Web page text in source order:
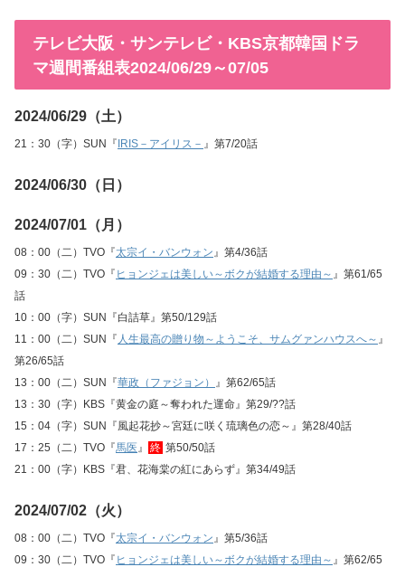
テレビ大阪・サンテレビ・KBS京都韓国ドラ
マ週間番組表2024/06/29～07/05
2024/06/29（土）
21：30（字）SUN『IRIS－アイリス－ 』第7/20話
2024/06/30（日）
2024/07/01（月）
08：00（二）TVO『太宗イ・バンウォン』第4/36話
09：30（二）TVO『 ヒョンジェは美しい～ボクが結婚する理由～ 』第61/65
話
10：00（字）SUN『白詰草』第50/129話
11：00（二）SUN『 人生最高の贈り物～ようこそ、サムグァンハウスへ～ 』
第26/65話
13：00（二）SUN『華政（ファジョン） 』第62/65話
13：30（字）KBS『黄金の庭～奪われた運命』第29/??話
15：04（字）SUN『風起花抄～宮廷に咲く琉璃色の恋～』第28/40話
17：25（二）TVO『馬医』 終 第50/50話
21：00（字）KBS『君、花海棠の紅にあらず』第34/49話
2024/07/02（火）
08：00（二）TVO『太宗イ・バンウォン』第5/36話
09：30（二）TVO『 ヒョンジェは美しい～ボクが結婚する理由～ 』第62/65